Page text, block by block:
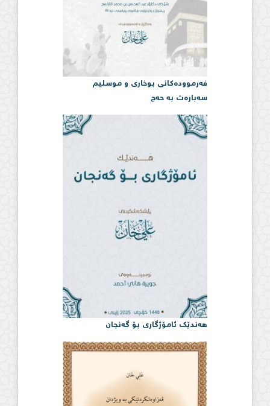
فەرموودەكانی بوخاری و موسلیم
سەبارەت بە حەج
هەندێک ئامۆژگاری بۆ گەنجان